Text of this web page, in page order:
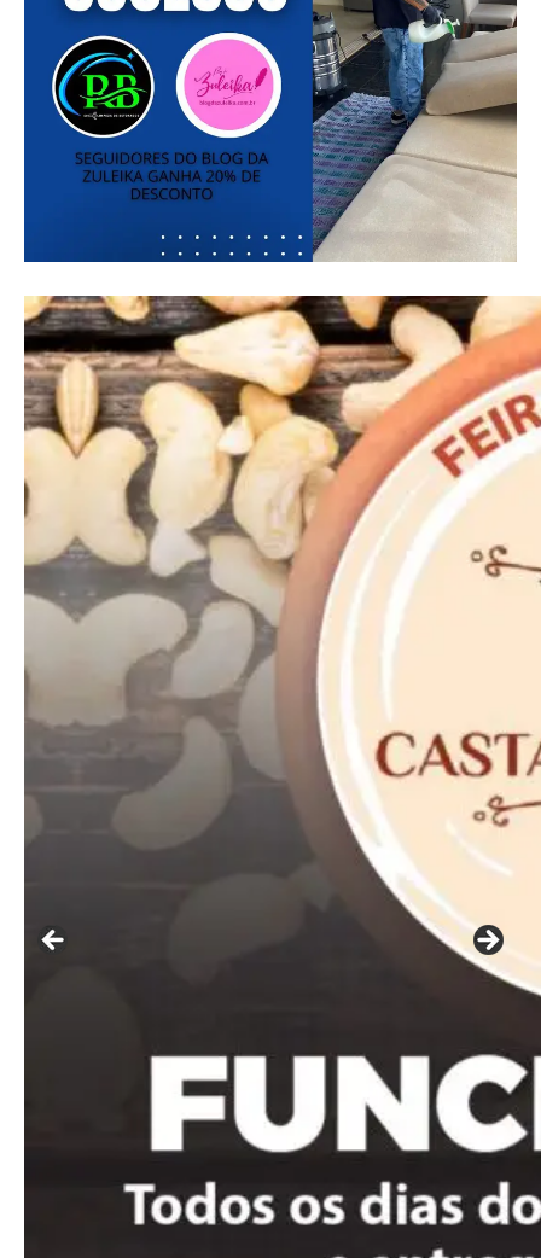
Pro
Full member access:
Etiam est nibh, lobortis sit
Praesent euismod ac
Ut mollis pellentesque tortor
Nullam eu erat condimentum
Orci varius natoque dolor